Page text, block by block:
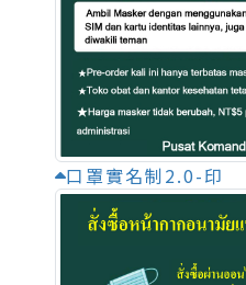
口罩實名制2.0-印